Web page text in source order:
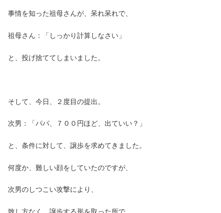
事情を知った祖母さんが、呆れ呆れで、
祖母さん：「しっかり計算しなさい」
と、投げ捨ててしまいました。
そして、今日、２度目の提出。
次男：「パパ、７００円ほど、出ていい？」
と、条件に対して、譲歩を求めてきました。
何度か、難しい顔をしていたのですが、
次男のしつこい攻撃により、